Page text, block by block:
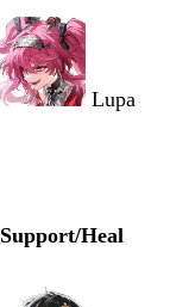
Lupa
Support/Heal